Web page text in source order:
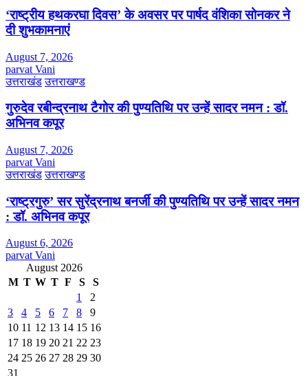
‘राष्ट्रीय हथकरघा दिवस’ के अवसर पर पार्षद वंशिका सोनकर ने
दी शुभकामनाएं
August 7, 2026
parvat Vani
उत्तराखंड उत्तराखण्ड
गुरुदेव रबीन्द्रनाथ टैगोर की पुण्यतिथि पर उन्हें सादर नमन : डॉ.
अभिनव कपूर
August 7, 2026
parvat Vani
उत्तराखंड उत्तराखण्ड
‘राष्ट्रगुरु’ सर सुरेंद्रनाथ बनर्जी की पुण्यतिथि पर उन्हें सादर नमन
: डॉ. अभिनव कपूर
August 6, 2026
parvat Vani
August 2026
M T W T F S
S
1
2
3
4 5 6 7 8
9
10 11 12 13 14 15 16
17 18 19 20 21 22 23
24 25 26 27 28 29 30
31